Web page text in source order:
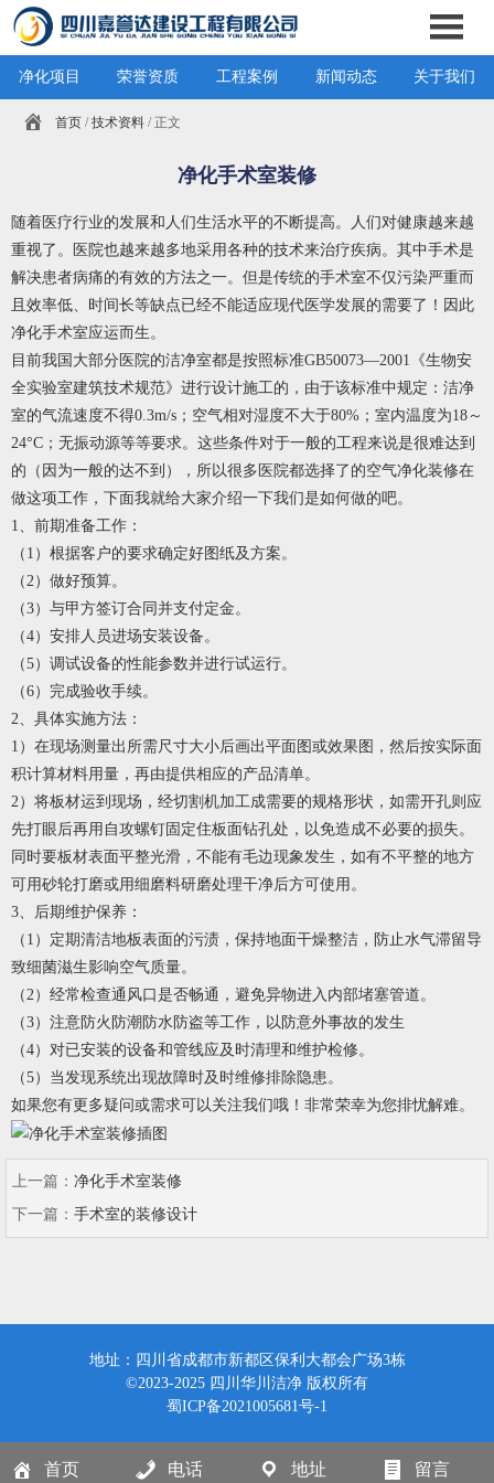
净化项目 荣誉资质 工程案例 新闻动态 关于我们
首页 /技术资料 / 正文
净化手术室装修
随着医疗行业的发展和人们生活水平的不断提高。人们对健康越来越
重视了。医院也越来越多地采用各种的技术来治疗疾病。其中手术是
解决患者病痛的有效的方法之一。但是传统的手术室不仅污染严重而
且效率低、时间长等缺点已经不能适应现代医学发展的需要了！因此
净化手术室应运而生。
目前我国大部分医院的洁净室都是按照标准GB50073—2001《生物安
全实验室建筑技术规范》进行设计施工的，由于该标准中规定：洁净
室的气流速度不得0.3m/s；空气相对湿度不大于80%；室内温度为18～
24°C；无振动源等等要求。这些条件对于一般的工程来说是很难达到
的（因为一般的达不到），所以很多医院都选择了的空气净化装修在
做这项工作，下面我就给大家介绍一下我们是如何做的吧。
1、前期准备工作：
（1）根据客户的要求确定好图纸及方案。
（2）做好预算。
（3）与甲方签订合同并支付定金。
（4）安排人员进场安装设备。
（5）调试设备的性能参数并进行试运行。
（6）完成验收手续。
2、具体实施方法：
1）在现场测量出所需尺寸大小后画出平面图或效果图，然后按实际面
积计算材料用量，再由提供相应的产品清单。
2）将板材运到现场，经切割机加工成需要的规格形状，如需开孔则应
先打眼后再用自攻螺钉固定住板面钻孔处，以免造成不必要的损失。
同时要板材表面平整光滑，不能有毛边现象发生，如有不平整的地方
可用砂轮打磨或用细磨料研磨处理干净后方可使用。
3、后期维护保养：
（1）定期清洁地板表面的污渍，保持地面干燥整洁，防止水气滞留导
致细菌滋生影响空气质量。
（2）经常检查通风口是否畅通，避免异物进入内部堵塞管道。
（3）注意防火防潮防水防盗等工作，以防意外事故的发生
（4）对已安装的设备和管线应及时清理和维护检修。
（5）当发现系统出现故障时及时维修排除隐患。
如果您有更多疑问或需求可以关注我们哦！非常荣幸为您排忧解难。
上一篇： 净化手术室装修
下一篇： 手术室的装修设计
地址：四川省成都市新都区保利大都会广场3栋
©2023-2025 四川华川洁净 版权所有
蜀ICP备2021005681号-1
首页 电话 地址 留言